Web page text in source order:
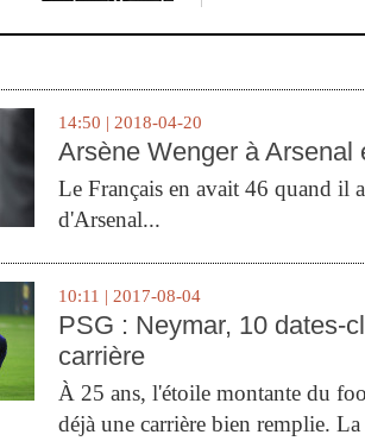
14:50 | 2018-04-20
Arsène Wenger à Arsenal
Le Français en avait 46 quand il
d'Arsenal...
10:11 | 2017-08-04
PSG : Neymar, 10 dates-
carrière
À 25 ans, l'étoile montante du
déjà une carrière bien remplie.